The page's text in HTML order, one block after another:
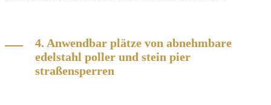
4. Anwendbar plätze von abnehmbare
edelstahl poller und stein pier
straßensperren